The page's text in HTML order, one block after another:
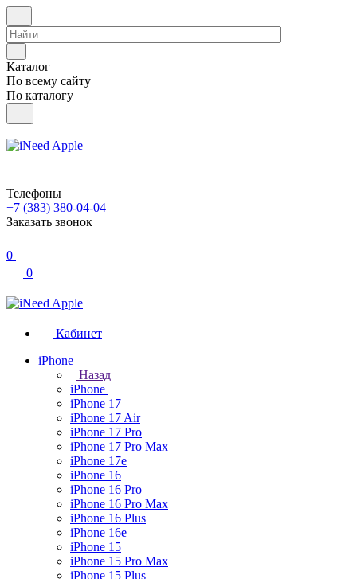
Каталог
По всему сайту
По каталогу
Телефоны
+7 (383) 380-04-04
Заказать звонок
0
0
Кабинет
iPhone
Назад
iPhone
iPhone 17
iPhone 17 Air
iPhone 17 Pro
iPhone 17 Pro Max
iPhone 17e
iPhone 16
iPhone 16 Pro
iPhone 16 Pro Max
iPhone 16 Plus
iPhone 16e
iPhone 15
iPhone 15 Pro Max
iPhone 15 Plus